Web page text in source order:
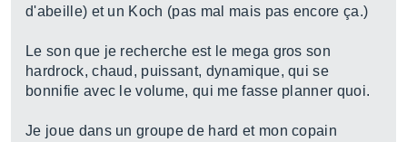
d'abeille) et un Koch (pas mal mais pas encore ça.)
Le son que je recherche est le mega gros son
hardrock, chaud, puissant, dynamique, qui se
bonnifie avec le volume, qui me fasse planner quoi.
Je joue dans un groupe de hard et mon copain